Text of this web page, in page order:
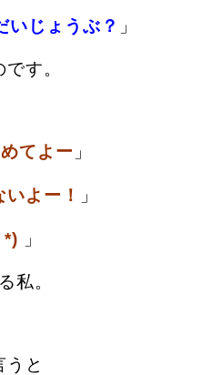
いじょうぶ？ 」
す。
てよー 」
よー！ 」
*) 」
私。
うと